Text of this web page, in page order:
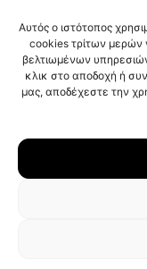
Αυτός ο ιστότοπος
cookies τρίτων μερών
βελτιωμένων
κλικ στο αποδοχή ή
μας, αποδέχεστε την
© ΑΡΗΣ Α.Σ. All rights